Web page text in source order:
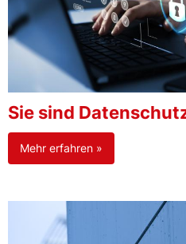
Sie sind
Mehr erfahren »